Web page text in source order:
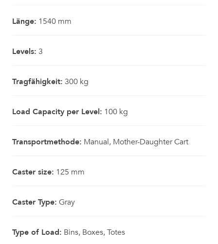
Länge: 1540 mm
Levels: 3
Tragfähigkeit: 300 kg
Load Capacity per Level: 100 kg
Transportmethode: Manual, Mother-Daughter Cart
Caster size: 125 mm
Caster Type: Gray
Type of Load: Bins, Boxes, Totes